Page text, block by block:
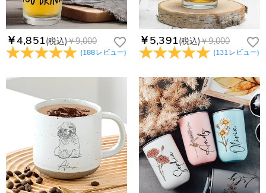
重に取り扱っています。 詳細は
プライバシーポリシー
までご
確認ください
￥4,851(税込)￥9,000
(188レビュー)
￥5,391(税込)￥9,000
(131レビュー)